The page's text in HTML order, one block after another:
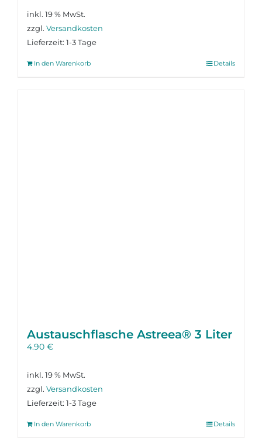
inkl. 19 % MwSt.
zzgl. Versandkosten
Lieferzeit: 1-3 Tage
In den Warenkorb Details
Austausch­flasche Astreea® 3 Liter
4.90 €
inkl. 19 % MwSt.
zzgl. Versandkosten
Lieferzeit: 1-3 Tage
In den Warenkorb Details